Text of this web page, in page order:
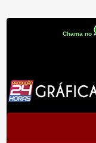
Chama no